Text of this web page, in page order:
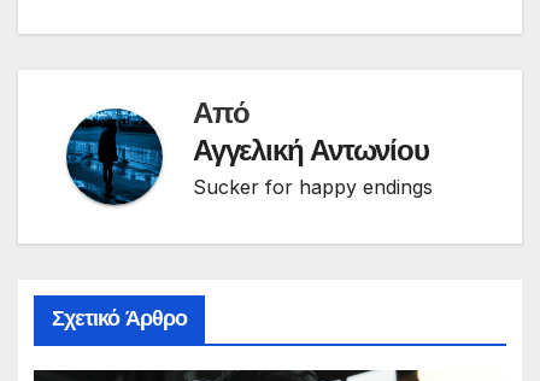
Από
Αγγελική Αντωνίου
Sucker for happy endings
Σχετικό Άρθρο